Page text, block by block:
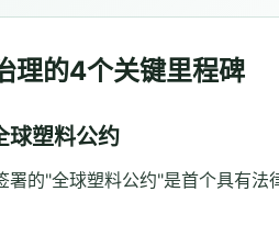
理的4个关键里程碑
球塑料公约
署的"全球塑料公约"是首个具有法